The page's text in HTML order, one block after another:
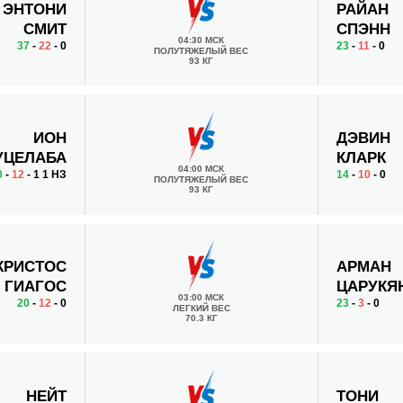
ЭНТОНИ
СМИТ
37- 22 - 0
04:30 МСК
ПОЛУТЯЖЕЛЫЙ ВЕС
93 КГ
РАЙАН
СПЭНН
23 -11 - 0
ИОН
- 12- 1 1 НЗ
04:00 МСК
ПОЛУТЯЖЕЛЫЙ ВЕС
93 КГ
ДЭВИН
КЛАРК
14 -10 - 0
ГИАГОС
20- 12- 0
03:00 МСК
ЛЕГКИЙ ВЕС
70.3 КГ
АРМАН
23 -3 - 0
НЕЙТ ТОНИ